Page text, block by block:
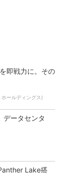
即戦力に。その
ホールディングス)
ータセンタ
Lake搭